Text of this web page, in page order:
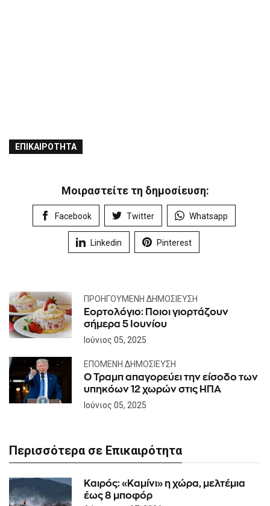
ΕΠΙΚΑΙΡΌΤΗΤΑ
Μοιραστείτε τη δημοσίευση:
Facebook Twitter Whatsapp
Linkedin Pinterest
ΠΡΟΗΓΟΎΜΕΝΗ ΔΗΜΟΣΊΕΥΣΗ
Εορτολόγιο: Ποιοι γιορτάζουν
σήμερα 5 Ιουνίου
Ιούνιος 05, 2025
ΕΠΌΜΕΝΗ ΔΗΜΟΣΊΕΥΣΗ
Ο Τραμπ απαγορεύει την είσοδο των
υπηκόων 12 χωρών στις ΗΠΑ
Ιούνιος 05, 2025
Περισσότερα σε Επικαιρότητα
Καιρός: «Καμίνι» η χώρα, μελτέμια
έως 8 μποφόρ